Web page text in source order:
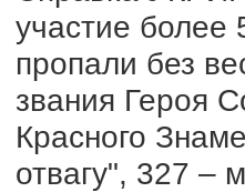
участие более
пропали без
звания Героя
Красного
отвагу", 327 –